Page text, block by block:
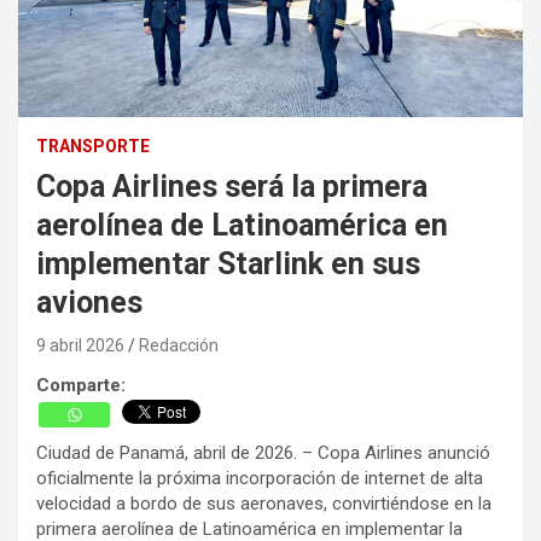
TRANSPORTE
Copa Airlines será la primera
aerolínea de Latinoamérica en
implementar Starlink en sus
aviones
9 abril 2026 Redacción
Comparte:
Ciudad de Panamá, abril de 2026. – Copa Airlines anunció
oficialmente la próxima incorporación de internet de alta
velocidad a bordo de sus aeronaves, convirtiéndose en la
primera aerolínea de Latinoamérica en implementar la